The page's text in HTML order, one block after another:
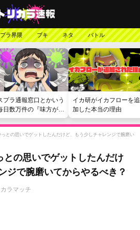
ラ界隈 ブキ ネタ バトル
プラ通報窓口とかいう
日数万件の『味方が弱
』愚痴を読まされる苦
イカ研がイカフローを追
加した本当の理由
との思いでゲットしたんだけど、もう少しチャレンジで腕磨い
との思いでゲットしたんだけ
ジで腕磨いてからやるべき？
ラマッチ